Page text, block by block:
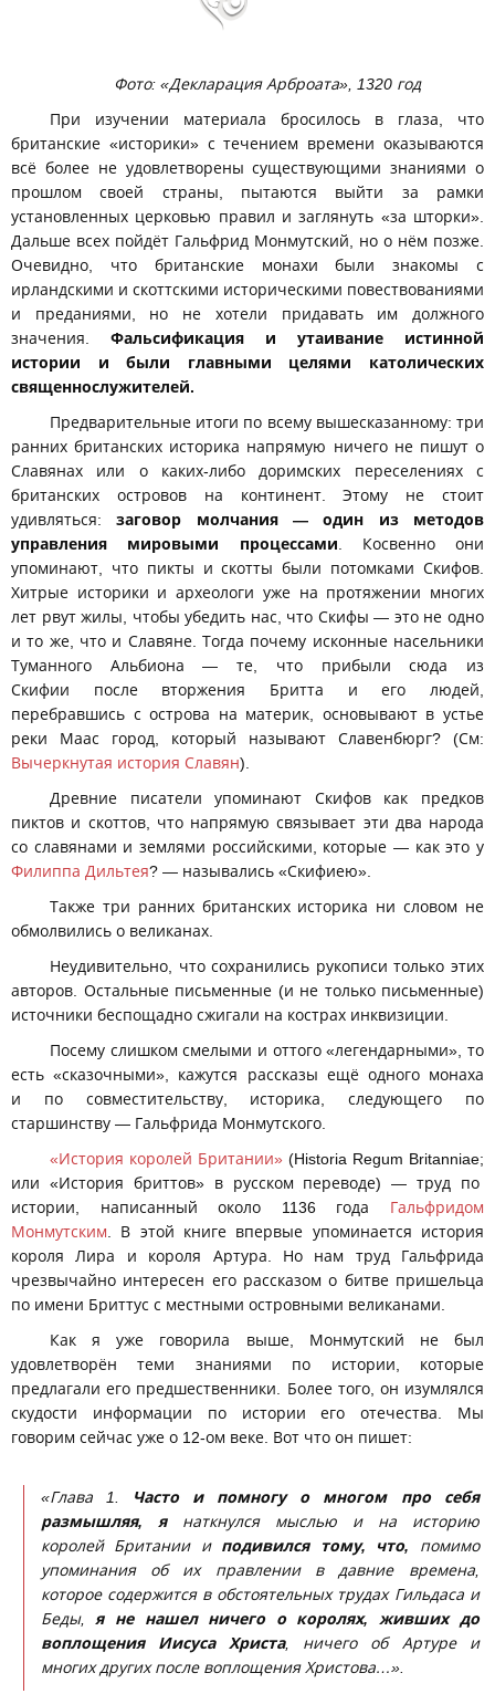
Фото: «Декларация Арброата», 1320 год
При изучении материала бросилось в глаза, что
британские «историки» с течением времени оказываются
всё более не удовлетворены существующими знаниями о
прошлом своей страны, пытаются выйти за рамки
установленных церковью правил и заглянуть «за шторки».
Дальше всех пойдёт Гальфрид Монмутский, но о нём позже.
Очевидно, что британские монахи были знакомы с
ирландскими и скоттскими историческими повествованиями
и преданиями, но не хотели придавать им должного
значения. Фальсификация и утаивание истинной
истории и были главными целями католических
священнослужителей.
Предварительные итоги по всему вышесказанному: три
ранних британских историка напрямую ничего не пишут о
Славянах или о каких-либо доримских переселениях с
британских островов на континент. Этому не стоит
удивляться:заговор молчания — один из методов
управления мировыми процессами . Косвенно они
упоминают, что пикты и скотты были потомками Скифов.
Хитрые историки и археологи уже на протяжении многих
лет рвут жилы, чтобы убедить нас, что Скифы — это не одно
и то же, что и Славяне. Тогда почему исконные насельники
Туманного Альбиона — те, что прибыли сюда из
Скифии после вторжения Бритта и его людей,
перебравшись с острова на материк, основывают в устье
реки Маас город, который называют Славенбюрг? (См:
Вычеркнутая история Славян).
Древние писатели упоминают Скифов как предков
пиктов и скоттов, что напрямую связывает эти два народа
со славянами и землями российскими, которые — как это у
Филиппа Дильтея? — назывались «Скифиею».
Также три ранних британских историка ни словом не
обмолвились о великанах.
Неудивительно, что сохранились рукописи только этих
авторов. Остальные письменные (и не только письменные)
источники беспощадно сжигали на кострах инквизиции.
Посему слишком смелыми и оттого «легендарными», то
есть «сказочными», кажутся рассказы ещё одного монаха
и по совместительству, историка, следующего по
старшинству — Гальфрида Монмутского.
«История королей Британии» (Historia Regum Britanniae;
или «История бриттов» в русском переводе) — труд по
истории, написанный около 1136 года Гальфридом
Монмутским . В этой книге впервые упоминается история
короля Лира и короля Артура. Но нам труд Гальфрида
чрезвычайно интересен его рассказом о битве пришельца
по имени Бриттус с местными островными великанами.
Как я уже говорила выше, Монмутский не был
удовлетворён теми знаниями по истории, которые
предлагали его предшественники. Более того, он изумлялся
скудости информации по истории его отечества. Мы
говорим сейчас уже о 12-ом веке. Вот что он пишет:
«Глава 1.
Часто и помногу о многом про себя
размышляя, янаткнулся мыслью и на историю
королей Британии и подивился тому, что, помимо
упоминания об их правлении в давние времена,
которое содержится в обстоятельных трудах Гильдаса и
Беды,я не нашел ничего о королях, живших до
воплощения Иисуса Христа, ничего об Артуре и
многих других после воплощения Христова…».